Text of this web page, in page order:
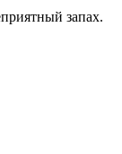
запах.